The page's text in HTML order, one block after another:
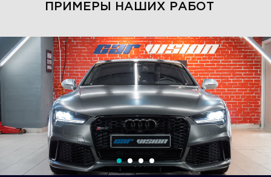
ПРИМЕРЫ НАШИХ РАБОТ